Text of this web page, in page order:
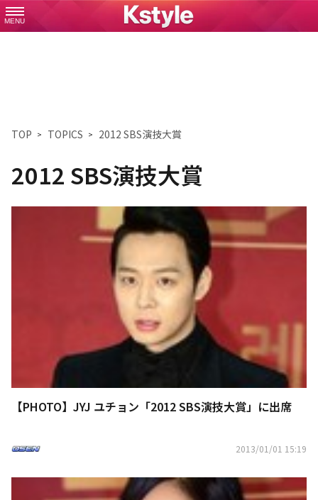
MENU
TOP TOPICS 2012 SBS演技大賞
2012 SBS演技大賞
【PHOTO】JYJ ユチョン「2012 SBS演技大賞」に出席
2013/01/01 15:19